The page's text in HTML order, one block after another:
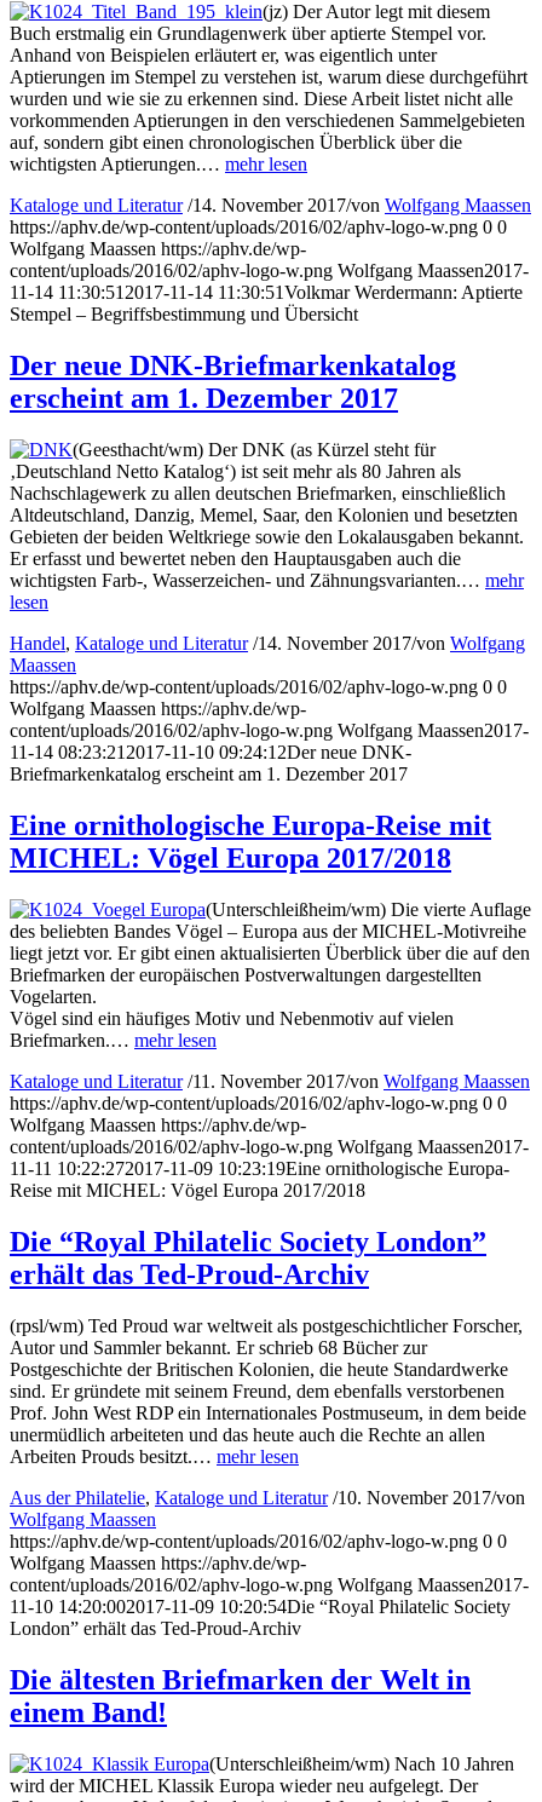
(jz) Der Autor legt mit diesem
Buch erstmalig ein Grundlagenwerk über aptierte Stempel vor.
Anhand von Beispielen erläutert er, was eigentlich unter
Aptierungen im Stempel zu verstehen ist, warum diese durchgeführt
wurden und wie sie zu erkennen sind. Diese Arbeit listet nicht alle
vorkommenden Aptierungen in den verschiedenen Sammelgebieten
auf, sondern gibt einen chronologischen Überblick über die
wichtigsten Aptierungen.… mehr lesen
Kataloge und Literatur /14. November 2017/von Wolfgang Maassen
https://aphv.de/wp-content/uploads/2016/02/aphv-logo-w.png 0 0
Wolfgang Maassen https://aphv.de/wp-
content/uploads/2016/02/aphv-logo-w.png Wolfgang Maassen2017-
11-14 11:30:512017-11-14 11:30:51Volkmar Werdermann: Aptierte
Stempel – Begriffsbestimmung und Übersicht
Der neue DNK-Briefmarkenkatalog
erscheint am 1. Dezember 2017
(Geesthacht/wm) Der DNK (as Kürzel steht für
‚Deutschland Netto Katalog‘) ist seit mehr als 80 Jahren als
Nachschlagewerk zu allen deutschen Briefmarken, einschließlich
Altdeutschland, Danzig, Memel, Saar, den Kolonien und besetzten
Gebieten der beiden Weltkriege sowie den Lokalausgaben bekannt.
Er erfasst und bewertet neben den Hauptausgaben auch die
wichtigsten Farb-, Wasserzeichen- und Zähnungsvarianten.… mehr
lesen
Handel, Kataloge und Literatur /14. November 2017/von Wolfgang
Maassen
https://aphv.de/wp-content/uploads/2016/02/aphv-logo-w.png 0 0
Wolfgang Maassen https://aphv.de/wp-
content/uploads/2016/02/aphv-logo-w.png Wolfgang Maassen2017-
11-14 08:23:21 2017-11-10 09:24:12Der neue DNK-
Briefmarkenkatalog erscheint am 1. Dezember 2017
Eine ornithologische Europa-Reise mit
MICHEL: Vögel Europa 2017/2018
(Unterschleißheim/wm) Die vierte Auflage
des beliebten Bandes Vögel – Europa aus der MICHEL-Motivreihe
liegt jetzt vor. Er gibt einen aktualisierten Überblick über die auf den
Briefmarken der europäischen Postverwaltungen dargestellten
Vogelarten.
Vögel sind ein häufiges Motiv und Nebenmotiv auf vielen
Briefmarken.… mehr lesen
Kataloge und Literatur /11. November 2017/von Wolfgang Maassen
https://aphv.de/wp-content/uploads/2016/02/aphv-logo-w.png 0 0
Wolfgang Maassen https://aphv.de/wp-
content/uploads/2016/02/aphv-logo-w.png Wolfgang Maassen2017-
11-11 10:22:272017-11-09 10:23:19Eine ornithologische Europa-
Reise mit MICHEL: Vögel Europa 2017/2018
Die “Royal Philatelic Society London”
erhält das Ted-Proud-Archiv
(rpsl/wm) Ted Proud war weltweit als postgeschichtlicher Forscher,
Autor und Sammler bekannt. Er schrieb 68 Bücher zur
Postgeschichte der Britischen Kolonien, die heute Standardwerke
sind. Er gründete mit seinem Freund, dem ebenfalls verstorbenen
Prof. John West RDP ein Internationales Postmuseum, in dem beide
unermüdlich arbeiteten und das heute auch die Rechte an allen
Arbeiten Prouds besitzt.… mehr lesen
Aus der Philatelie, Kataloge und Literatur /10. November 2017/von
Wolfgang Maassen
https://aphv.de/wp-content/uploads/2016/02/aphv-logo-w.png 0 0
Wolfgang Maassen https://aphv.de/wp-
content/uploads/2016/02/aphv-logo-w.png Wolfgang Maassen2017-
11-10 14:20:002017-11-09 10:20:54Die “Royal Philatelic Society
London” erhält das Ted-Proud-Archiv
Die ältesten Briefmarken der Welt in
einem Band!
(Unterschleißheim/wm) Nach 10 Jahren
wird der MICHEL Klassik Europa wieder neu aufgelegt. Der